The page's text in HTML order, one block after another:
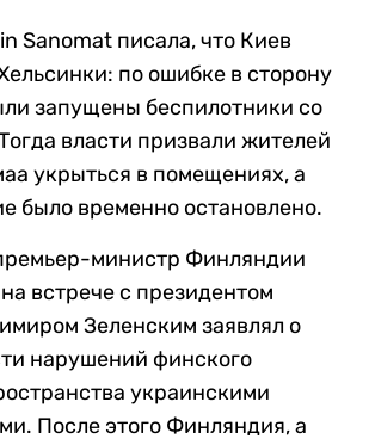
Sanomat писала, что Киев
по ошибке в сторону
запущены беспилотники со
власти призвали жителей
укрыться в помещениях, а
было временно остановлено.
министр Финляндии
встрече с президентом
Зеленским заявлял о
нарушений финского
украинскими
После этого Финляндия, а